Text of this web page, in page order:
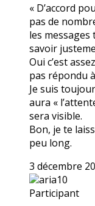
« D’accord
pas de
les
savoir
Oui c’est
pas répondu
Je suis
aura «
sera visible.
Bon, je te
peu long.
3 décembre
aria10
Participant